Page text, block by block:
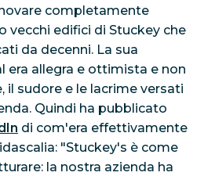
completamente
vecchi edifici di Stuckey che
da decenni. La sua
era allegra e ottimista e non
il sudore e le lacrime versati
Quindi ha pubblicato
di com'era effettivamente
"Stuckey's è come
la nostra azienda ha